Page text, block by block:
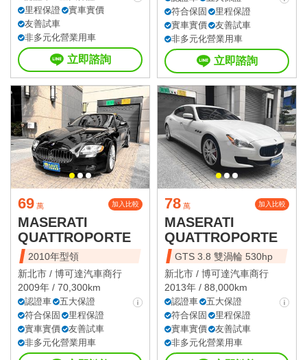
里程保證
實車實價
友善試車
非多元化營業用車
立即諮詢
符合保固
里程保證
實車實價
友善試車
非多元化營業用車
立即諮詢
69 萬 加入比較
MASERATI
QUATTROPORTE
2010年型領
新北市 / 博可達汽車商行
2009年 / 70,300km
認證車
五大保證
符合保固
里程保證
實車實價
友善試車
非多元化營業用車
78 萬 加入比較
MASERATI
QUATTROPORTE
GTS 3.8 雙渦輪 530hp
新北市 / 博可達汽車商行
2013年 / 88,000km
認證車
五大保證
符合保固
里程保證
實車實價
友善試車
非多元化營業用車